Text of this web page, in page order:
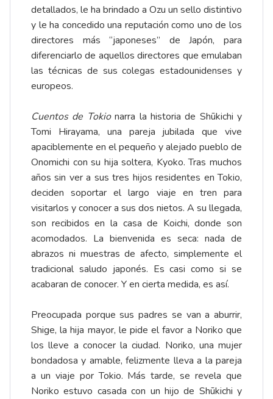
detallados, le ha brindado a Ozu un sello distintivo
y le ha concedido una reputación como uno de los
directores más “japoneses” de Japón, para
diferenciarlo de aquellos directores que emulaban
las técnicas de sus colegas estadounidenses y
europeos.
Cuentos de Tokionarra la historia de Shūkichi y
Tomi Hirayama, una pareja jubilada que vive
apaciblemente en el pequeño y alejado pueblo de
Onomichi con su hija soltera, Kyoko. Tras muchos
años sin ver a sus tres hijos residentes en Tokio,
deciden soportar el largo viaje en tren para
visitarlos y conocer a sus dos nietos. A su llegada,
son recibidos en la casa de Koichi, donde son
acomodados. La bienvenida es seca: nada de
abrazos ni muestras de afecto, simplemente el
tradicional saludo japonés. Es casi como si se
acabaran de conocer. Y en cierta medida, es así.
Preocupada porque sus padres se van a aburrir,
Shige, la hija mayor, le pide el favor a Noriko que
los lleve a conocer la ciudad. Noriko, una mujer
bondadosa y amable, felizmente lleva a la pareja
a un viaje por Tokio. Más tarde, se revela que
Noriko estuvo casada con un hijo de Shūkichi y